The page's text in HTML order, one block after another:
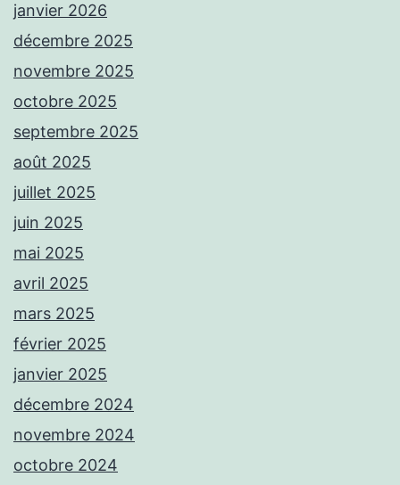
janvier 2026
décembre 2025
novembre 2025
octobre 2025
septembre 2025
août 2025
juillet 2025
juin 2025
mai 2025
avril 2025
mars 2025
février 2025
janvier 2025
décembre 2024
novembre 2024
octobre 2024